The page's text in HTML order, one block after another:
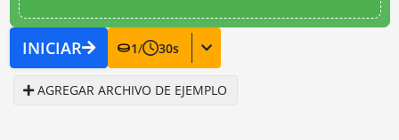
INICIAR 1/ 30s
AGREGAR ARCHIVO DE EJEMPLO